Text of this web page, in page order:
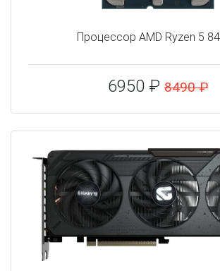
Процессор AMD Ryzen 5
6950 ₽ 8490 ₽